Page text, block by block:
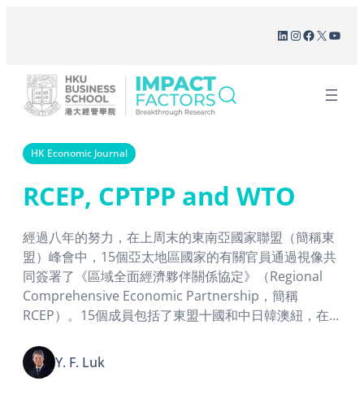
LinkedIn
Instagram
Facebook
X
HK Economic Journal
RCEP, CPTPP and WTO
經過八年的努力，在上周末的東南亞國家聯盟（簡稱東
盟）峰會中，15個亞太地區國家的有關官員通過視像共
同簽署了《區域全面經濟夥伴關係協定》（Regional
Comprehensive Economic Partnership，簡稱
RCEP）。15個成員包括了東盟十國和中日韓澳紐，在
而製造業的生產更是全球的一半以上，可以說是歷史上
最大的自由貿易協定。此外，RCEP的涵蓋範圍很廣泛，
Y. F. Luk